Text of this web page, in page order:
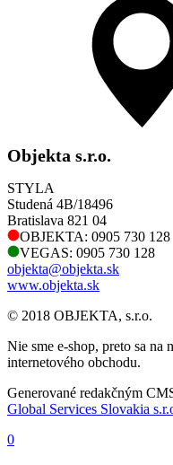
Objekta s.r.o.
STYLA
Studená 4B/18496
Bratislava 821 04
OBJEKTA: 0905 730 128
VEGAS: 0905 730 128
objekta@objekta.sk
www.objekta.sk
© 2018 OBJEKTA, s.r.o.
Nie sme e-shop, preto sa na
internetového obchodu.
Generované redakčným
Global Services Slovakia
0